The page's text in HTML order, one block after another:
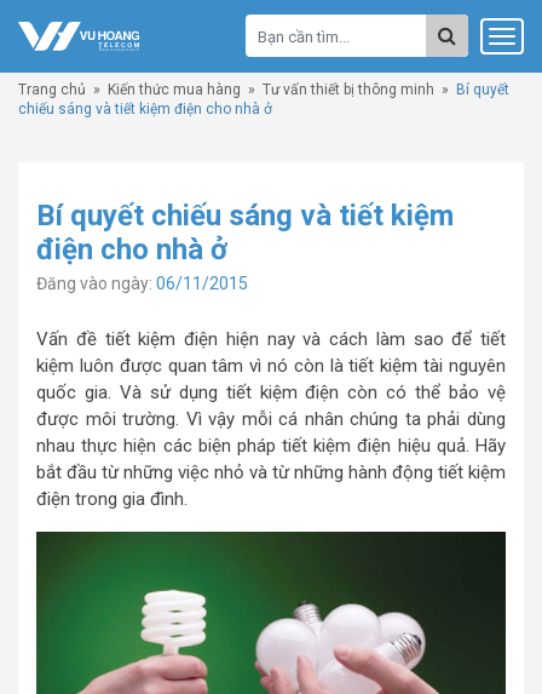
Trang chủ » Kiến thức mua hàng » Tư vấn thiết bị thông minh »
Bí quyết
chiếu sáng và tiết kiệm điện cho nhà ở
Bí quyết chiếu sáng và tiết kiệm
điện cho nhà ở
Đăng vào ngày: 06/11/2015
Vấn đề tiết kiệm điện hiện nay và cách làm sao để tiết
kiệm luôn được quan tâm vì nó còn là tiết kiệm tài nguyên
quốc gia. Và sử dụng tiết kiệm điện còn có thể bảo vệ
được môi trường. Vì vậy mỗi cá nhân chúng ta phải dùng
nhau thực hiện các biện pháp tiết kiệm điện hiệu quả. Hãy
bắt đầu từ những việc nhỏ và từ những hành động tiết kiệm
điện trong gia đình.